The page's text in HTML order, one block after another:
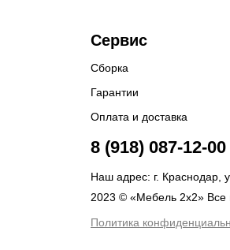
Сервис
Сборка
Гарантии
Оплата и доставка
8 (918) 087-12-00
Наш адрес: г. Краснодар,
2023 © «Мебель 2x2»
Политика